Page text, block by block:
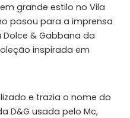
grande estilo no Vila
posou para a imprensa
& Gabbana da
inspirada em
e trazia o nome do
D&G usada pelo Mc,